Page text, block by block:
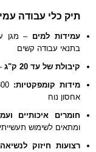
תיק כלי עבודה עמיד למים 20 ק"ג
עמידות למים – מגן
בתנאי עבודה קשים
קיבולת של עד 20 ק"ג
מידות קומפקטיות:
אחסון נוח
חומרים איכותיים
ומתאים לשימוש
רצועות חיזוק